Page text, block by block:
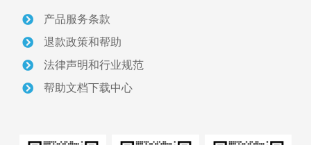
关于我们
智慧砂场建设案例
产品服务条款
退款政策和帮助
法律声明和行业规范
帮助文档下载中心